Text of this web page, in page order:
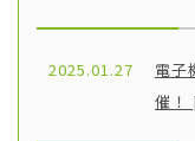
2025.01.27
電子
催！